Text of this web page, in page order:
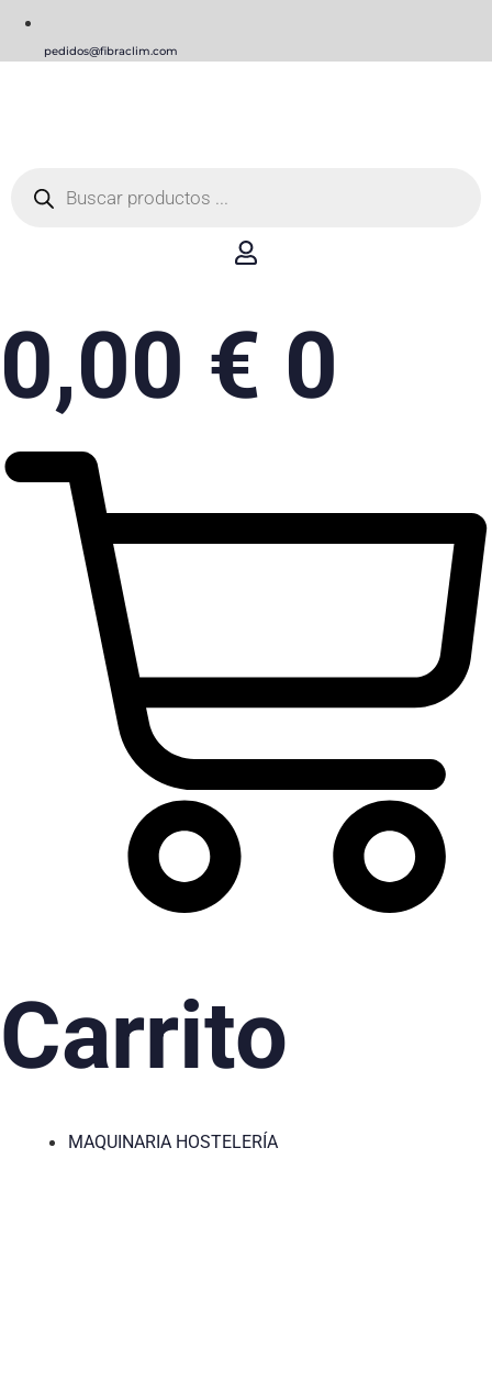
pedidos@fibraclim.com
productos
0,00 € 0
Carrito
MAQUINARIA HOSTELERÍA